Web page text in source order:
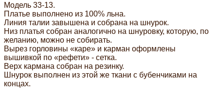
Модель 33-13.
Платье выполнено из 100% льна.
Линия талии завышена и собрана на шнурок.
Низ платья собран аналогично на шнуровку, которую, по
желанию, можно не собирать.
Вырез горловины «каре» и карман оформлены
вышивкой по «рефети» - сетка.
Верх кармана собран на резинку.
Шнурок выполнен из этой же ткани с бубенчиками на
концах.